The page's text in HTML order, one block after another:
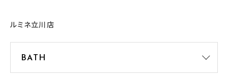
ルミネ立川店